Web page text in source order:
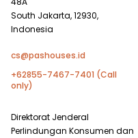
South Jakarta, 12930,
Indonesia
cs@pashouses.id
+62855-7467-7401 (Call
only)
Direktorat Jenderal
Perlindungan Konsumen dan